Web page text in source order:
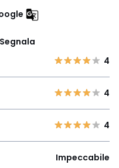
Segnala
4
4
4
Impeccabile